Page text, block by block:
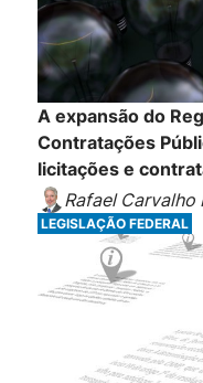
A expansão do
Contratações
licitações e
Rafael Carvalho
LEGISLAÇÃO FEDERAL